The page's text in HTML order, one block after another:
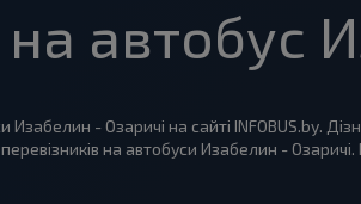
автобус
- Озаричі на сайті INFOBUS.by.
перевізників на автобуси Изабелин -